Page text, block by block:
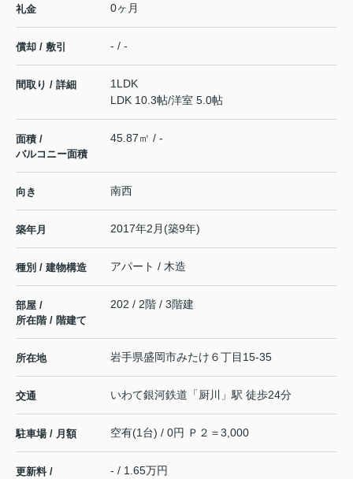
礼金 0ヶ月
償却 / 敷引 - / -
間取り / 詳細
1LDK
LDK 10.3帖/洋室 5.0帖
面積 /
バルコニー面積
45.87㎡ / -
向き 南西
築年月 2017年2月(築9年)
種別 / 建物構造 アパート / 木造
部屋 /
所在階 / 階建て
202 / 2階 / 3階建
所在地 岩手県盛岡市みたけ ６丁目15-35
交通 いわて銀河鉄道 「 厨川 」駅 徒歩24分
駐車場 / 月額 空有(1台) / 0円 Ｐ２＝3,000
更新料 /
- / 1.65万円